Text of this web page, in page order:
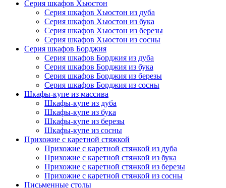
Серия шкафов Хьюстон
Серия шкафов Хьюстон из дуба
Серия шкафов Хьюстон из бука
Серия шкафов Хьюстон из березы
Серия шкафов Хьюстон из сосны
Серия шкафов Борджия
Серия шкафов Борджия из дуба
Серия шкафов Борджия из бука
Серия шкафов Борджия из березы
Серия шкафов Борджия из сосны
Шкафы-купе из массива
Шкафы-купе из дуба
Шкафы-купе из бука
Шкафы-купе из березы
Шкафы-купе из сосны
Прихожие с каретной стяжкой
Прихожие с каретной стяжкой из дуба
Прихожие с каретной стяжкой из бука
Прихожие с каретной стяжкой из березы
Прихожие с каретной стяжкой из сосны
Письменные столы